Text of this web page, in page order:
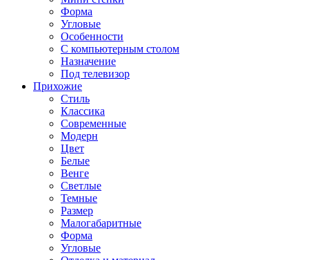
Форма
Угловые
Особенности
С компьютерным столом
Назначение
Под телевизор
Прихожие
Стиль
Классика
Современные
Модерн
Цвет
Белые
Венге
Светлые
Темные
Размер
Малогабаритные
Форма
Угловые